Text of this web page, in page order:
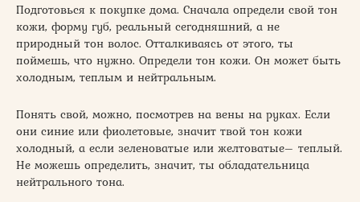
Подготовься к покупке дома. Сначала определи свой тон
кожи, форму губ, реальный сегодняшний, а не
природный тон волос. Отталкиваясь от этого, ты
поймешь, что нужно. Определи тон кожи. Он может быть
холодным, теплым и нейтральным.
Понять свой, можно, посмотрев на вены на руках. Если
они синие или фиолетовые, значит твой тон кожи
холодный, а если зеленоватые или желтоватые– теплый.
Не можешь определить, значит, ты обладательница
нейтрального тона.